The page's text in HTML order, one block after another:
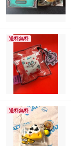
送料無料
送料無料